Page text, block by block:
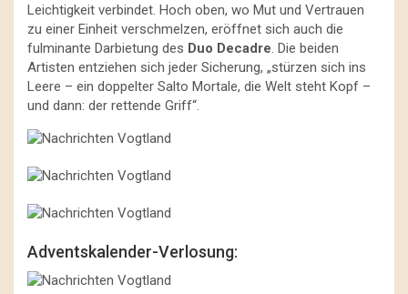
Leichtigkeit verbindet. Hoch oben, wo Mut und Vertrauen
zu einer Einheit verschmelzen, eröffnet sich auch die
fulminante Darbietung des Duo Decadre. Die beiden
Artisten entziehen sich jeder Sicherung, „stürzen sich ins
Leere – ein doppelter Salto Mortale, die Welt steht Kopf –
und dann: der rettende Griff“.
Adventskalender-Verlosung: